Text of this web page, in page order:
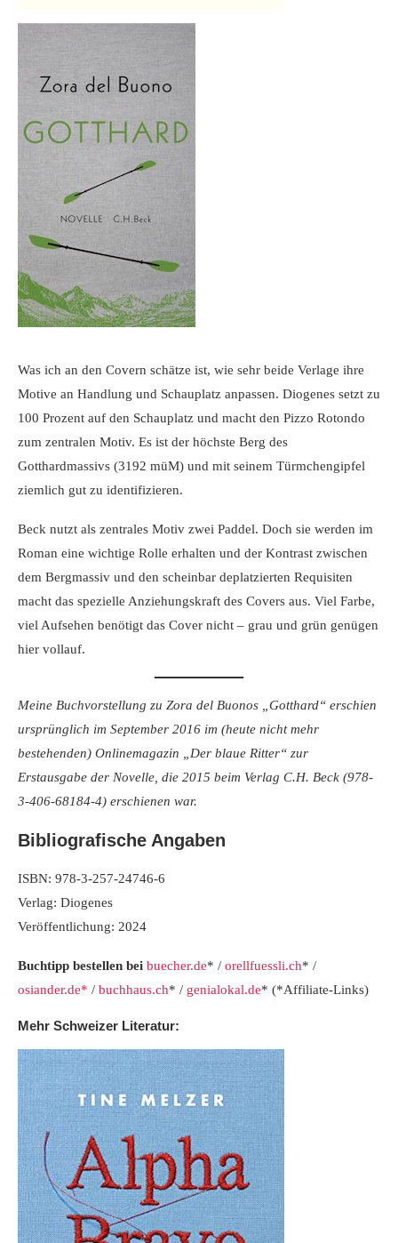
Was ich an den Covern schätze ist, wie sehr beide Verlage ihre
Motive an Handlung und Schauplatz anpassen. Diogenes setzt zu
100 Prozent auf den Schauplatz und macht den Pizzo Rotondo
zum zentralen Motiv. Es ist der höchste Berg des
Gotthardmassivs (3192 müM) und mit seinem Türmchengipfel
ziemlich gut zu identifizieren.
Beck nutzt als zentrales Motiv zwei Paddel. Doch sie werden im
Roman eine wichtige Rolle erhalten und der Kontrast zwischen
dem Bergmassiv und den scheinbar deplatzierten Requisiten
macht das spezielle Anziehungskraft des Covers aus. Viel Farbe,
viel Aufsehen benötigt das Cover nicht – grau und grün genügen
hier vollauf.
Meine Buchvorstellung zu Zora del Buonos „Gotthard“ erschien
ursprünglich im September 2016 im (heute nicht mehr
bestehenden) Onlinemagazin „Der blaue Ritter“ zur
Erstausgabe der Novelle, die 2015 beim Verlag C.H. Beck (978-
3-406-68184-4) erschienen war.
Bibliografische Angaben
ISBN: 978-3-257-24746-6
Verlag: Diogenes
Veröffentlichung: 2024
Buchtipp bestellen bei buecher.de* / orellfuessli.ch* /
osiander.de* / buchhaus.ch* / genialokal.de* (*Affiliate-Links)
Mehr Schweizer Literatur: